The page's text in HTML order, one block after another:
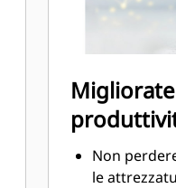
utile e a
Non
le